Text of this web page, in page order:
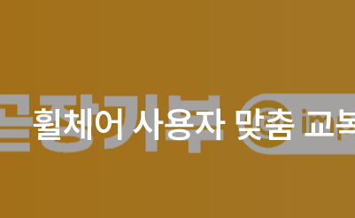
휠체어 사용자 맞춤 교